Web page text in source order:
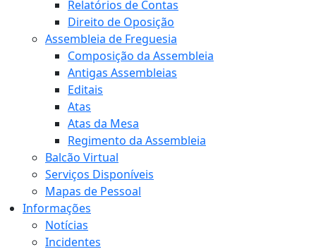
Relatórios de Contas
Direito de Oposição
Assembleia de Freguesia
Composição da Assembleia
Antigas Assembleias
Editais
Atas
Atas da Mesa
Regimento da Assembleia
Balcão Virtual
Serviços Disponíveis
Mapas de Pessoal
Informações
Notícias
Incidentes